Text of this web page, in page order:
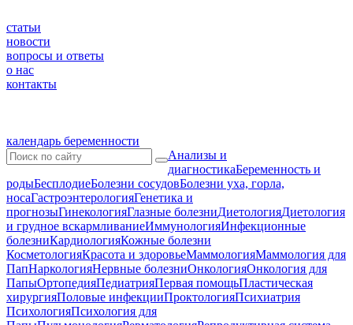
статьи
новости
вопросы и ответы
о нас
контакты
календарь беременности
Анализы и
диагностикаБеременность и
родыБесплодиеБолезни сосудовБолезни уха, горла,
носаГастроэнтерологияГенетика и
прогнозыГинекологияГлазные болезниДиетологияДиетология
и грудное вскармливаниеИммунологияИнфекционные
болезниКардиологияКожные болезни
КосметологияКрасота и здоровьеМаммологияМаммология для
ПапНаркологияНервные болезниОнкологияОнкология для
ПапыОртопедияПедиатрияПервая помощьПластическая
хирургияПоловые инфекцииПроктологияПсихиатрия
ПсихологияПсихология для